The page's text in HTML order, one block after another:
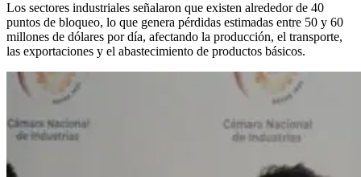
Los sectores industriales señalaron que existen alrededor de 40
puntos de bloqueo, lo que genera pérdidas estimadas entre 50 y 60
millones de dólares por día, afectando la producción, el transporte,
las exportaciones y el abastecimiento de productos básicos.